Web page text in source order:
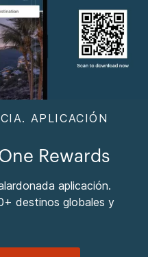
APLICACIÓN
Rewards
aplicación.
destinos globales y